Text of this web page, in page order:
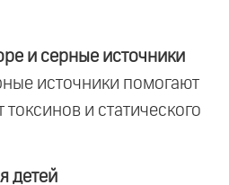
и серные источники
источники помогают
токсинов и статического
детей